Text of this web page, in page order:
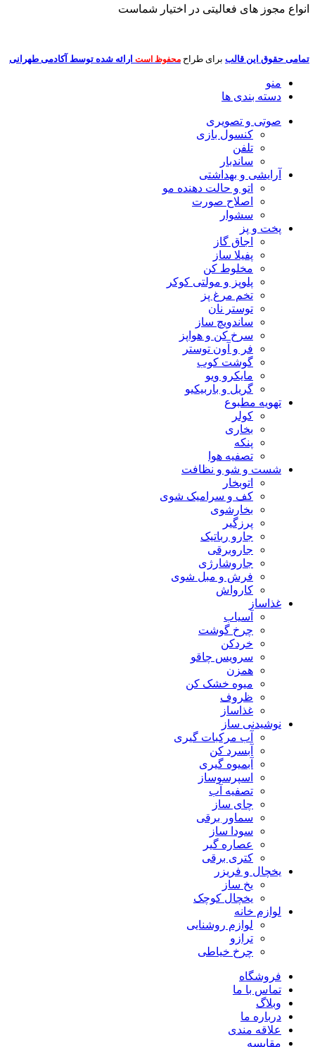
انواع مجوز های فعالیتی در اختیار شماست
تمامی حقوق این قالب برای طراح محفوظ است ارائه شده توسط آکادمی طهرانی
منو
دسته بندی ها
صوتی و تصویری
کنسول بازی
تلفن
ساندبار
آرایشی و بهداشتی
اتو و حالت دهنده مو
اصلاح صورت
سشوار
پخت و پز
اجاق گاز
پفیلا ساز
مخلوط کن
پلوپز و مولتی کوکر
تخم مرغ پز
توستر نان
ساندویچ ساز
سرخ کن و هواپز
فر و آون توستر
گوشت کوب
مایکرو ویو
گریل و باربیکیو
تهویه مطبوع
کولر
بخاری
پنکه
تصفیه هوا
شست و شو و نظافت
اتوبخار
کف و سرامیک شوی
بخارشوی
پرزگیر
جارو رباتیک
جاروبرقی
جاروشارژی
فرش و مبل شوی
کارواش
غذاساز
آسیاب
چرخ گوشت
خردکن
سرویس چاقو
همزن
میوه خشک کن
ظروف
غذاساز
نوشیدنی ساز
آب مرکبات گیری
آبسرد کن
آبمیوه گیری
اسپرسوساز
تصفیه آب
چای ساز
سماور برقی
سودا ساز
عصاره گیر
کتری برقی
یخچال و فریزر
یخ ساز
یخچال کوچک
لوازم خانه
لوازم روشنایی
ترازو
چرخ خیاطی
فروشگاه
تماس با ما
وبلاگ
درباره ما
علاقه مندی
مقایسه